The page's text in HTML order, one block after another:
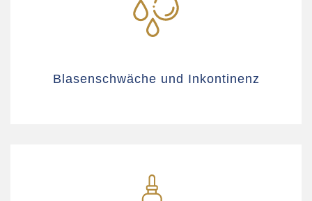
Blasenschwäche und Inkontinenz